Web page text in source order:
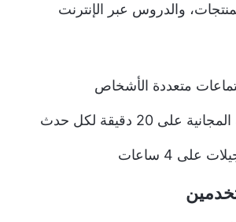
والدروس عبر الإنترنت
متعددة الأشخاص
على 20 دقيقة لكل حدث
على 4 ساعات